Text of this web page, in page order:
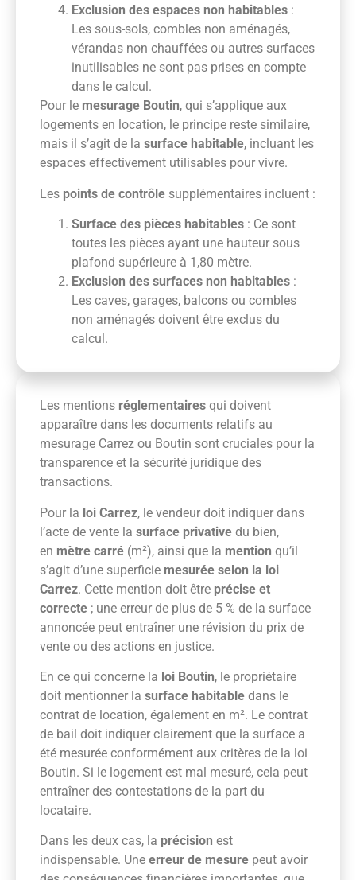
Exclusion des espaces non habitables :
Les sous-sols, combles non aménagés,
vérandas non chauffées ou autres surfaces
inutilisables ne sont pas prises en compte
dans le calcul.
Pour le mesurage Boutin, qui s’applique aux
logements en location, le principe reste similaire,
mais il s’agit de la surface habitable, incluant les
espaces effectivement utilisables pour vivre.
Les points de contrôle supplémentaires incluent :
Surface des pièces habitables : Ce sont
toutes les pièces ayant une hauteur sous
plafond supérieure à 1,80 mètre.
Exclusion des surfaces non habitables :
Les caves, garages, balcons ou combles
non aménagés doivent être exclus du
calcul.
Les mentions réglementaires qui doivent
apparaître dans les documents relatifs au
mesurage Carrez ou Boutin sont cruciales pour la
transparence et la sécurité juridique des
transactions.
Pour la loi Carrez, le vendeur doit indiquer dans
l’acte de vente la surface privative du bien,
en mètre carré (m²), ainsi que la mention qu’il
s’agit d’une superficie mesurée selon la loi
Carrez. Cette mention doit être précise et
correcte ; une erreur de plus de 5 % de la surface
annoncée peut entraîner une révision du prix de
vente ou des actions en justice.
En ce qui concerne la loi Boutin, le propriétaire
doit mentionner la surface habitable dans le
contrat de location, également en m². Le contrat
de bail doit indiquer clairement que la surface a
été mesurée conformément aux critères de la loi
Boutin. Si le logement est mal mesuré, cela peut
entraîner des contestations de la part du
locataire.
Dans les deux cas, la précision est
indispensable. Une erreur de mesure peut avoir